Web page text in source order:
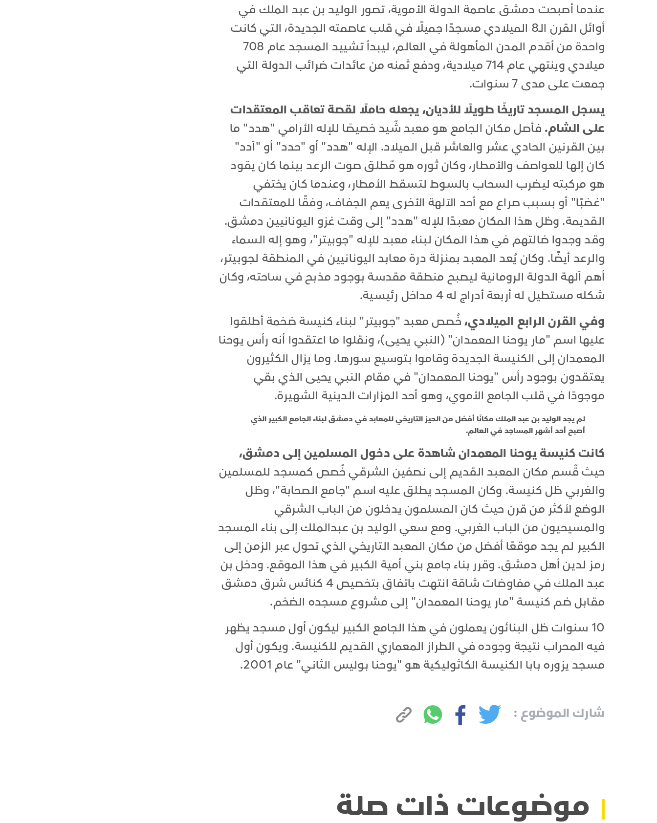
عندما أصبحت دمشق عاصمة الدولة الأموية، تصور الوليد بن عبد الملك في
أوائل القرن الـ8 الميلادي مسجدًا جميلًا في قلب عاصمته الجديدة، التي كانت
واحدة من أقدم المدن المأهولة في العالم، ليبدأ تشييد المسجد عام 708
ميلادي وينتهي عام 714 ميلادية، ودفع ثمنه من عائدات ضرائب الدولة التي
جمعت على مدى 7 سنوات.
يسجل المسجد تاريخًا طويلًا للأديان، يجعله حاملًا لقصة تعاقب المعتقدات
على الشام. فأصل مكان الجامع هو معبد شُيد خصيصًا للإله الأرامي "هدد" ما
بين القرنين الحادي عشر والعاشر قبل الميلاد. الإله "هدد" أو "حدد" أو "آدد"
كان إلهًا للعواصف والأمطار، وكان ثوره هو مُطلق صوت الرعد بينما كان يقود
هو مركبته ليضرب السحاب بالسوط لتسقط الأمطار، وعندما كان يختفي
"غضبًا" أو بسبب صراع مع أحد الآلهة الأخرى يعم الجفاف، وفقًا للمعتقدات
القديمة. وظل هذا المكان معبدًا للإله "هدد" إلى وقت غزو اليونانيين دمشق.
وقد وجدوا ضالتهم في هذا المكان لبناء معبد للإله "جوبيتر"، وهو إله السماء
والرعد أيضًا. وكان يُعد المعبد بمنزلة درة معابد اليونانيين في المنطقة لجوبيتر،
أهم آلهة الدولة الرومانية ليصبح منطقة مقدسة بوجود مذبح في ساحته، وكان
شكله مستطيل له أربعة أدراج له 4 مداخل رئيسية.
وفي القرن الرابع الميلادي،خُصص معبد "جوبيتر" لبناء كنيسة ضخمة أطلقوا
عليها اسم "مار يوحنا المعمدان" (النبي يحيى)، ونقلوا ما اعتقدوا أنه رأس يوحنا
المعمدان إلى الكنيسة الجديدة وقاموا بتوسيع سورها. وما يزال الكثيرون
يعتقدون بوجود رأس "يوحنا المعمدان" في مقام النبي يحيى الذي بقي
موجودًا في قلب الجامع الأموي، وهو أحد المزارات الدينية الشهيرة.
لم يجد الوليد بن عبد الملك مكانًا أفضل من الحيز التاريخي للمعابد في دمشق لبناء الجامع الكبير الذي
أصبح أحد أشهر المساجد في العالم.
كانت كنيسة يوحنا المعمدان شاهدة على دخول المسلمين إلى دمشق،
حيث قُسم مكان المعبد القديم إلى نصفين الشرقي خُصص كمسجد للمسلمين
والغربي ظل كنيسة. وكان المسجد يطلق عليه اسم "جامع الصحابة"، وظل
الوضع لأكثر من قرن حيث كان المسلمون يدخلون من الباب الشرقي
والمسيحيون من الباب الغربي. ومع سعي الوليد بن عبدالملك إلى بناء المسجد
الكبير لم يجد موقعًا أفضل من مكان المعبد التاريخي الذي تحول عبر الزمن إلى
رمز لدين أهل دمشق. وقرر بناء جامع بني أمية الكبير في هذا الموقع. ودخل بن
عبد الملك في مفاوضات شاقة انتهت باتفاق بتخصيص 4 كنائس شرق دمشق
مقابل ضم كنيسة "مار يوحنا المعمدان" إلى مشروع مسجده الضخم.
10 سنوات ظل البنائون يعملون في هذا الجامع الكبير ليكون أول مسجد يظهر
فيه المحراب نتيجة وجوده في الطراز المعماري القديم للكنيسة. ويكون أول
مسجد يزوره بابا الكنيسة الكاثوليكية هو "يوحنا بوليس الثاني" عام 2001.
شارك الموضوع :
موضوعات ذات صلة